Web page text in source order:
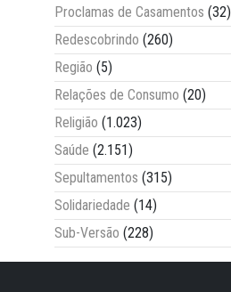
Proclamas de Casamentos (32)
Redescobrindo (260)
Região (5)
Relações de Consumo (20)
Religião (1.023)
Saúde (2.151)
Sepultamentos (315)
Solidariedade (14)
Sub-Versão (228)